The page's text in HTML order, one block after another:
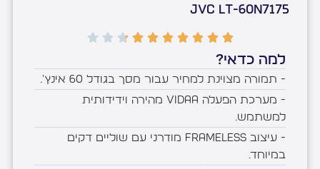
JVC LT-60N7175
למה כדאי?
- תמורה מצוינת למחיר עבור מסך בגודל 60 אינץ'.
- מערכת הפעלה VIDAA מהירה וידידותית
למשתמש.
- עיצוב Frameless מודרני עם שוליים דקים
במיוחד.